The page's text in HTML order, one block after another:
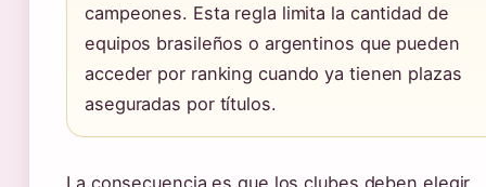
campeones. Esta regla limita la cantidad de
equipos brasileños o argentinos que pueden
acceder por ranking cuando ya tienen plazas
aseguradas por títulos.
La consecuencia es que los clubes deben elegir